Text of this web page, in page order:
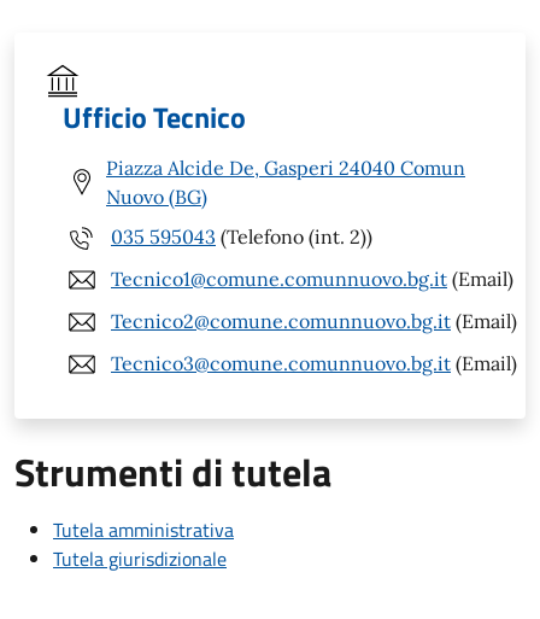
Ufficio Tecnico
Piazza Alcide De, Gasperi 24040 Comun
Nuovo (BG)
035 595043 (Telefono (int. 2))
Tecnico1@comune.comunnuovo.bg.it (Email)
Tecnico2@comune.comunnuovo.bg.it (Email)
Tecnico3@comune.comunnuovo.bg.it (Email)
Strumenti di tutela
Tutela amministrativa
Tutela giurisdizionale